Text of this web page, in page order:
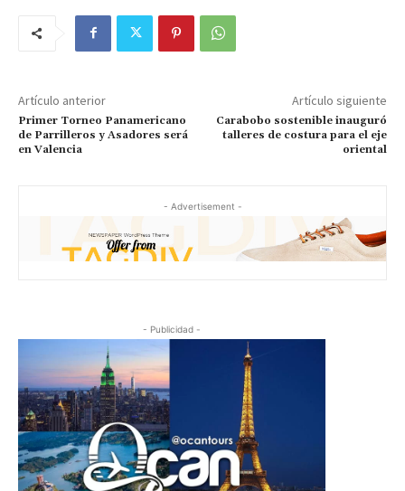
Artículo anterior
Primer Torneo Panamericano
de Parrilleros y Asadores será
en Valencia
Artículo siguiente
Carabobo sostenible inauguró
talleres de costura para el eje
oriental
- Advertisement -
- Publicidad -